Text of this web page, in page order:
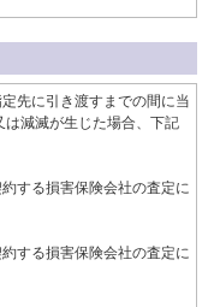
約款第11 条の標準料金に
取る際に輸送不可車両と
場所とします。
を最低限とし、依頼主の
り異なります。輸送前日
先に引き渡すまでの間に当
減滅が生じた場合、下記
する損害保険会社の査定に
する損害保険会社の査定に